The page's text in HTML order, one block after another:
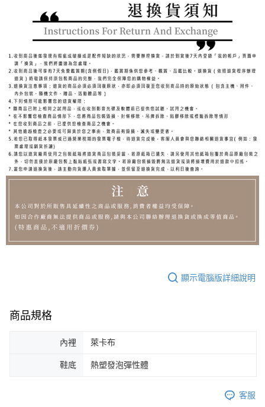
顯示電腦版詳細說明
商品規格
內裡 萊卡布
鞋底 熱塑發泡彈性體
客服